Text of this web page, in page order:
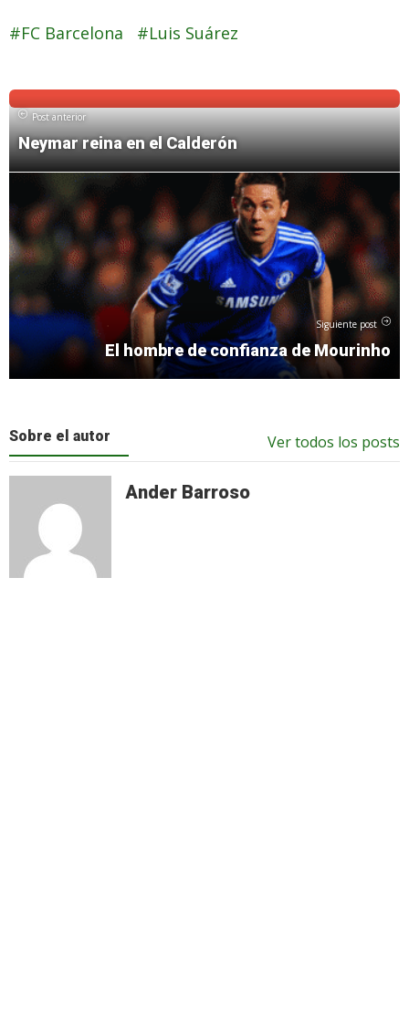
FC Barcelona Luis Suárez
Post anterior
Neymar reina en el Calderón
Siguiente post
El hombre de confianza de Mourinho
Sobre el autor Ver todos los posts
Ander Barroso